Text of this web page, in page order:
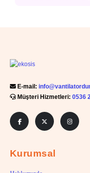
E-mail:
Müşteri Hizmetleri: 0536
Kurumsal